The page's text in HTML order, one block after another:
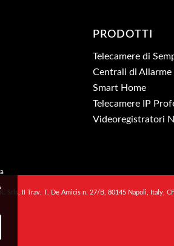
PRODOTTI
Telecamere di
Centrali di Allarme
Smart Home
Telecamere IP
Videoregistratori
Srls, II Trav. T. De Amicis n. 27/B, 80145 Napoli, Italy,